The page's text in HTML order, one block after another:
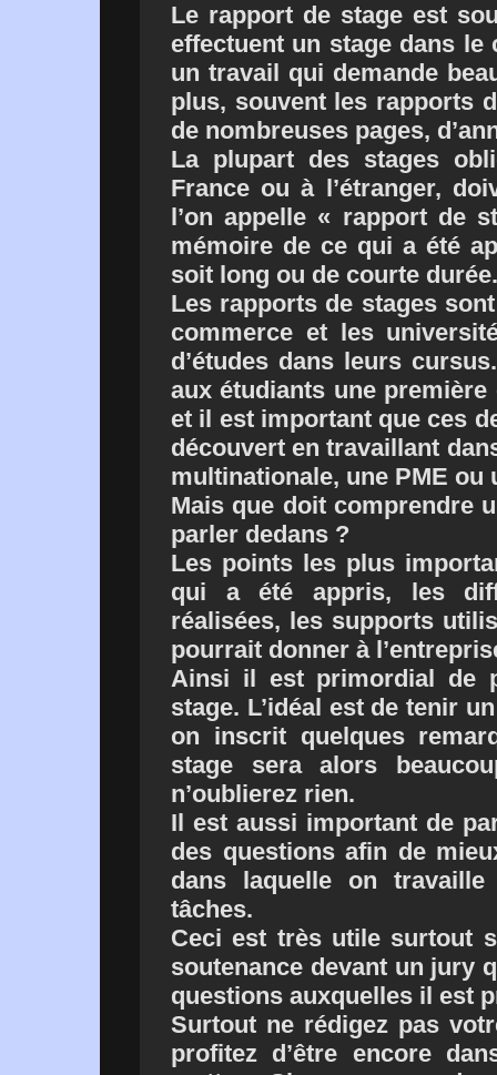
Le rapport de stage est
effectuent un stage dans le
un travail qui demande
plus, souvent les rapports
de nombreuses pages,
La plupart des stages
France ou à l’étranger,
l’on appelle « rapport de
mémoire de ce qui a été
soit long ou de courte durée.
Les rapports de stages
commerce et les
d’études dans leurs
aux étudiants une
et il est important que ces
découvert en travaillant
multinationale, une PME ou
Mais que doit comprendre
parler dedans ?
Les points les plus
qui a été appris, les
réalisées, les supports
pourrait donner à
Ainsi il est primordial de
stage. L’idéal est de tenir
on inscrit quelques
stage sera alors
n’oublierez rien.
Il est aussi important de
des questions afin de
dans laquelle on
tâches.
Ceci est très utile surtout
soutenance devant un jury
questions auxquelles il est
Surtout ne rédigez pas
profitez d’être encore